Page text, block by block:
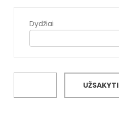
Dydžiai
UŽSAKYTI